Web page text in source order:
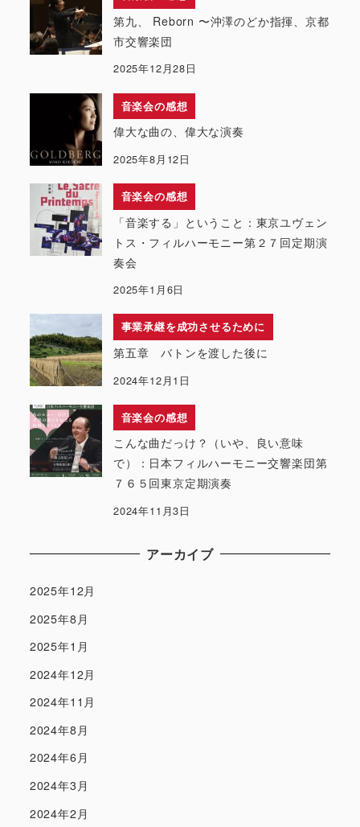
第九、 Reborn 〜沖澤のどか指揮、京都
市交響楽団
2025年12月28日
音楽会の感想
偉大な曲の、偉大な演奏
2025年8月12日
音楽会の感想
「音楽する」ということ：東京ユヴェン
トス・フィルハーモニー第２７回定期演
奏会
2025年1月6日
事業承継を成功させるために
第五章 バトンを渡した後に
2024年12月1日
音楽会の感想
こんな曲だっけ？（いや、良い意味
で）：日本フィルハーモニー交響楽団第
７６５回東京定期演奏
2024年11月3日
アーカイブ
2025年12月
2025年8月
2025年1月
2024年12月
2024年11月
2024年8月
2024年6月
2024年3月
2024年2月